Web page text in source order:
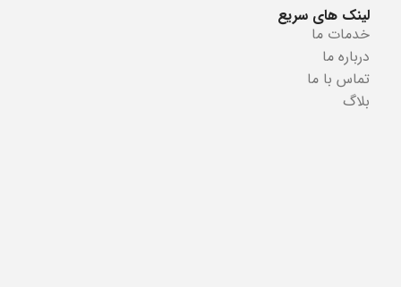
لینک های سریع
خدمات ما
درباره ما
تماس با ما
بلاگ